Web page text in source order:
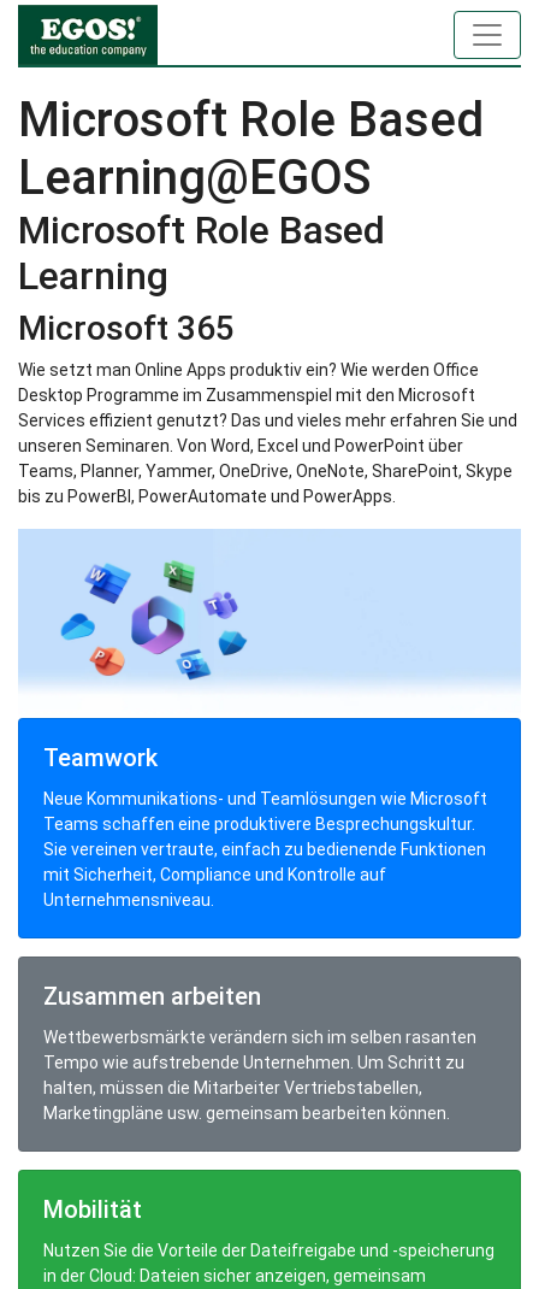
Microsoft Role Based
Learning@EGOS
Microsoft Role Based
Learning
Microsoft 365
Wie setzt man Online Apps produktiv ein? Wie werden Office
Desktop Programme im Zusammenspiel mit den Microsoft
Services effizient genutzt? Das und vieles mehr erfahren Sie und
unseren Seminaren. Von Word, Excel und PowerPoint über
Teams, Planner, Yammer, OneDrive, OneNote, SharePoint, Skype
bis zu PowerBI, PowerAutomate und PowerApps.
Teamwork
Neue Kommunikations- und Teamlösungen wie Microsoft
Teams schaffen eine produktivere Besprechungskultur.
Sie vereinen vertraute, einfach zu bedienende Funktionen
mit Sicherheit, Compliance und Kontrolle auf
Unternehmensniveau.
Zusammen arbeiten
Wettbewerbsmärkte verändern sich im selben rasanten
Tempo wie aufstrebende Unternehmen. Um Schritt zu
halten, müssen die Mitarbeiter Vertriebstabellen,
Marketingpläne usw. gemeinsam bearbeiten können.
Mobilität
Nutzen Sie die Vorteile der Dateifreigabe und -speicherung
in der Cloud: Dateien sicher anzeigen, gemeinsam